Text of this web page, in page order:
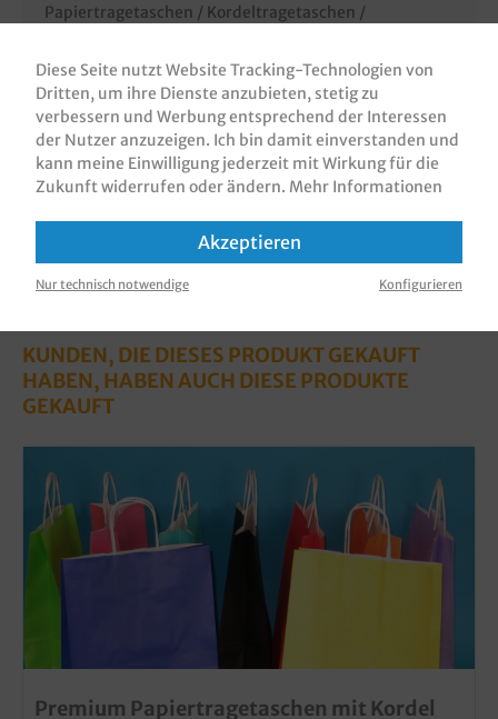
Papiertragetaschen / Kordeltragetaschen /
vollflächig bedruckt in versch…
Bewertungen
Informationen zur Produktsicherheit
KUNDEN, DIE DIESES PRODUKT GEKAUFT
HABEN, HABEN AUCH DIESE PRODUKTE
GEKAUFT
Premium Papiertragetaschen mit Kordel
Diese Seite nutzt Website Tracking-Technologien von
Dritten, um ihre Dienste anzubieten, stetig zu
verbessern und Werbung entsprechend der Interessen
der Nutzer anzuzeigen. Ich bin damit einverstanden und
kann meine Einwilligung jederzeit mit Wirkung für die
Zukunft widerrufen oder ändern. Mehr Informationen
Akzeptieren
Nur technisch notwendige Konfigurieren